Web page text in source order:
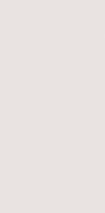
blog.